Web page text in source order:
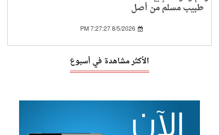
طبيب مسلم من أصل
مجلس الشيوخ الأمريكي8/5/2026 7:27:27 PM
الأكثر مشاهدة في أسبوع